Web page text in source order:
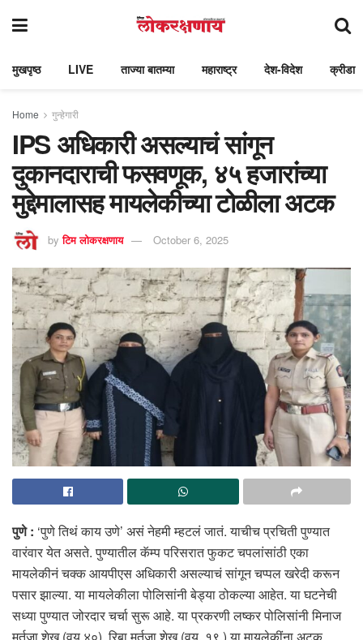
मुखपृष्ठ LIVE ताज्या बातम्या महाराष्ट्र देश-विदेश क्रीडा
Home गुन्हेगारी
IPS अधिकारी असल्याचं सांगून
दुकानदाराची फसवणूक, ४५ हजारांच्या
मुद्देमालासह मायलेकीच्या टोळीला अटक
by टिम लोकरक्षणाय October 6, 2025
पुणे : ‘पुणे तिथं काय उणे’ असं नेहमी म्हटलं जातं. याचीच प्रचिती पुण्यात
वारंवार येत असते. पुण्यातील कॅम्प परिसरात फुकट चपलांसांठी एका
मायलेकीनं चक्क आयपीएस अधिकारी असल्याचं सांगून चप्पल खरेदी करून
पसार झाल्या. या मायलेकीला पोलिसांनी बेड्या ठोकल्या आहेत. या घटनेची
सध्या पुण्यात जोरदार चर्चा सुरू आहे. या प्रकरणी लष्कर पोलिसांनी मिनाज
मुर्तजा शेख (वय ४०), रिबा मुर्तजा शेख (वय. १९,) या मायलेकींना अटक